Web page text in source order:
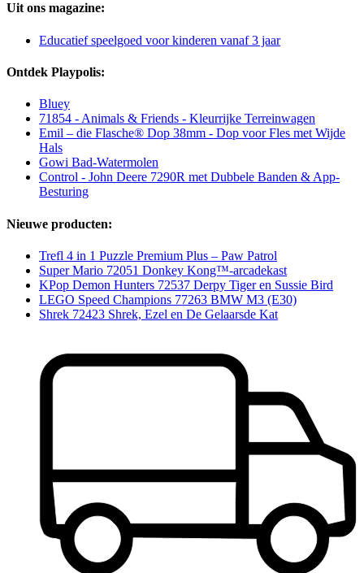
Uit ons magazine:
Educatief speelgoed voor kinderen vanaf 3 jaar
Ontdek Playpolis:
Bluey
71854 - Animals & Friends - Kleurrijke Terreinwagen
Emil – die Flasche® Dop 38mm - Dop voor Fles met Wijde
Hals
Gowi Bad-Watermolen
Control - John Deere 7290R met Dubbele Banden & App-
Besturing
Nieuwe producten:
Trefl 4 in 1 Puzzle Premium Plus – Paw Patrol
Super Mario 72051 Donkey Kong™-arcadekast
KPop Demon Hunters 72537 Derpy Tiger en Sussie Bird
LEGO Speed Champions 77263 BMW M3 (E30)
Shrek 72423 Shrek, Ezel en De Gelaarsde Kat